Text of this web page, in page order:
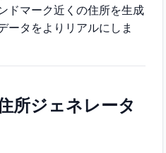
ドマーク近くの住所を生成
ータをよりリアルにしま
所ジェネレータ